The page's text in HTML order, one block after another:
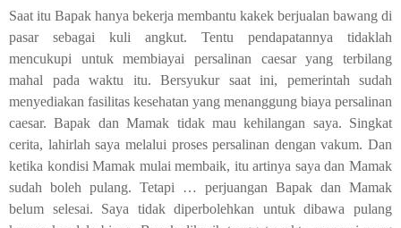
Saat itu Bapak hanya bekerja membantu kakek berjualan bawang di
pasar sebagai kuli angkut. Tentu pendapatannya tidaklah
mencukupi untuk membiayai persalinan caesar yang terbilang
mahal pada waktu itu. Bersyukur saat ini, pemerintah sudah
menyediakan fasilitas kesehatan yang menanggung biaya persalinan
caesar. Bapak dan Mamak tidak mau kehilangan saya. Singkat
cerita, lahirlah saya melalui proses persalinan dengan vakum. Dan
ketika kondisi Mamak mulai membaik, itu artinya saya dan Mamak
sudah boleh pulang. Tetapi … perjuangan Bapak dan Mamak
belum selesai. Saya tidak diperbolehkan untuk dibawa pulang